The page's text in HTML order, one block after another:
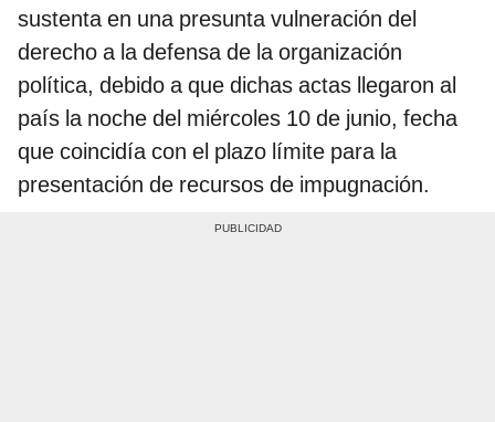
sustenta en una presunta vulneración del
derecho a la defensa de la organización
política, debido a que dichas actas llegaron al
país la noche del miércoles 10 de junio, fecha
que coincidía con el plazo límite para la
presentación de recursos de impugnación.